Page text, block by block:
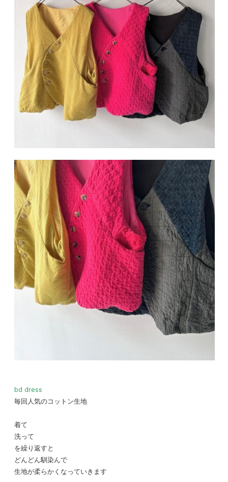
bd dress
毎回人気のコットン生地
着て
洗って
を繰り返すと
どんどん馴染んで
生地が柔らかくなっていきます